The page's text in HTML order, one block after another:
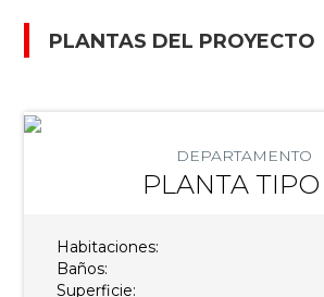
PLANTAS DEL PROYECTO
DEPARTAMENTO
PLANTA
Habitaciones:
Baños:
Superficie: